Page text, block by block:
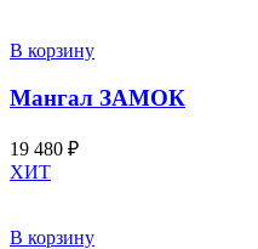
В корзину
Мангал ЗАМОК
19 480 ₽
ХИТ
В корзину